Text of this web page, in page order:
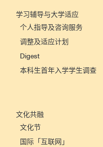
学习辅导与大学适应
个人指导及咨询服务
调整及适应计划
Digest
本科生首年入学学生调查
文化共融
文化节
国际「互联网」